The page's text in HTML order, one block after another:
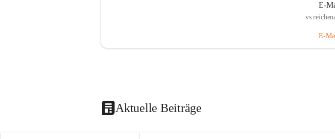
E-
E-
Aktuelle Beiträge